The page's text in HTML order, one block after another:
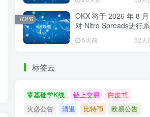
OKX 将于 2026 年 8
对 Nitro Spreads进行
5天前 52人
TOP6
标签云
零基础学K线 链上交易
白皮书
火必公告
清退 比特币
欧易公告